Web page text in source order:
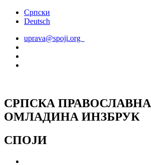
СкочитеСрпски
Deutsch
uprava@spoji.org
СРПСКА ПРАВОСЛАВНА
ОМЛАДИНА ИНЗБРУК
СПОЈИ